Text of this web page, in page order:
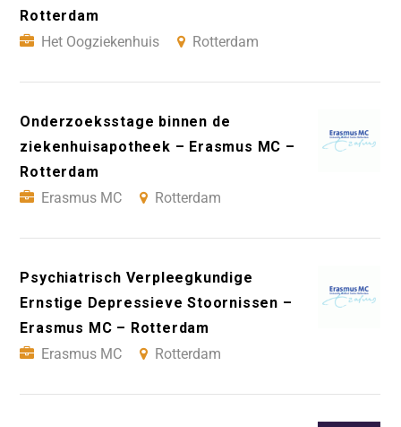
Rotterdam
Het Oogziekenhuis
Rotterdam
Onderzoeksstage binnen de
ziekenhuisapotheek – Erasmus MC –
Rotterdam
Erasmus MC
Rotterdam
Psychiatrisch Verpleegkundige
Ernstige Depressieve Stoornissen –
Erasmus MC – Rotterdam
Erasmus MC
Rotterdam